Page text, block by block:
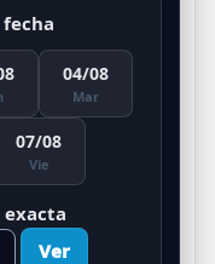
04/08
Mar
07/08
Vie
exacta
Ver